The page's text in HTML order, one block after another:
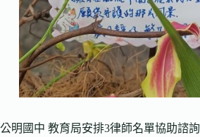
公明國中 教育局安排3律師名單協助諮詢